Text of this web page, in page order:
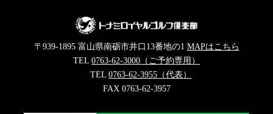
〒939-1895 富山県南砺市井口13番地の1 MAPはこちら
TEL 0763-62-3000（ご予約専用）
TEL 0763-62-3955（代表）
FAX 0763-62-3957